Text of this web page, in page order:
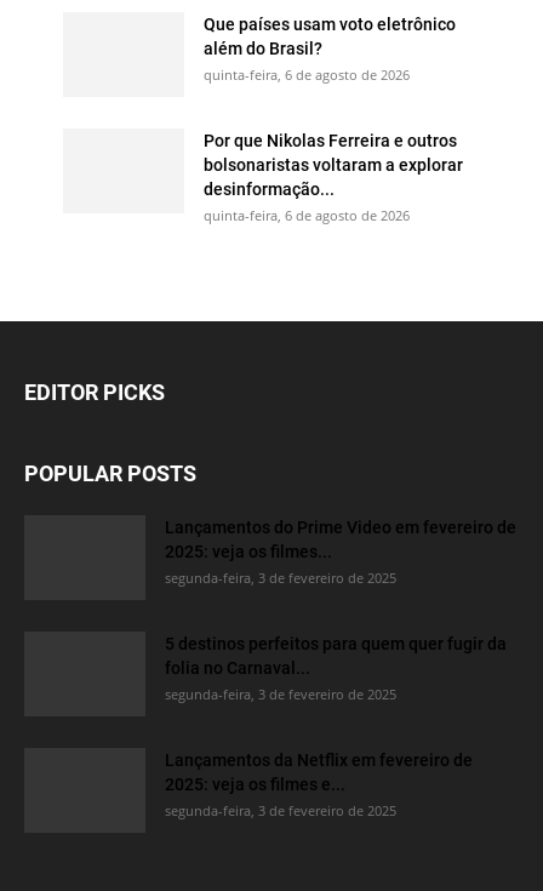
Que países usam voto eletrônico
além do Brasil?
quinta-feira, 6 de agosto de 2026
Por que Nikolas Ferreira e outros
bolsonaristas voltaram a explorar
desinformação...
quinta-feira, 6 de agosto de 2026
EDITOR PICKS
POPULAR POSTS
Lançamentos do Prime Video em fevereiro de
2025: veja os filmes...
segunda-feira, 3 de fevereiro de 2025
5 destinos perfeitos para quem quer fugir da
folia no Carnaval...
segunda-feira, 3 de fevereiro de 2025
Lançamentos da Netflix em fevereiro de
2025: veja os filmes e...
segunda-feira, 3 de fevereiro de 2025